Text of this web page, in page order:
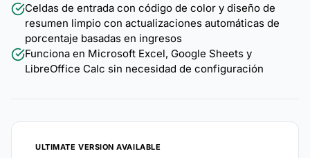
Celdas de entrada con código de color y diseño de
resumen limpio con actualizaciones automáticas de
porcentaje basadas en ingresos
Funciona en Microsoft Excel, Google Sheets y
LibreOffice Calc sin necesidad de configuración
ULTIMATE VERSION AVAILABLE